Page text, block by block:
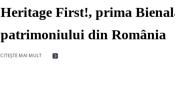
Heritage First!, prima
patrimoniului din România
CITEŞTE MAI MULT